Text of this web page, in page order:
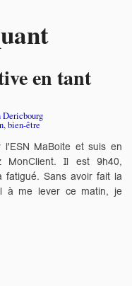
en tant
Dericbourg
,bien-être
MaBoite et suis en
MonClient. Il est 9h40,
fatigué. Sans avoir fait la
à me lever ce matin, je